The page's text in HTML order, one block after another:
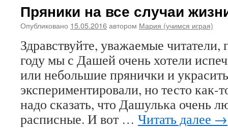
Пряники на все случаи
Опубликовано 15.05.2016автором Мария (учимся играя)
Здравствуйте, уважаемые читатели,
году мы с Дашей очень хотели
или небольшие прянички и
экспериментировали, но тесто как-
надо сказать, что Дашулька очень
расписные. И вот … Читать далее →